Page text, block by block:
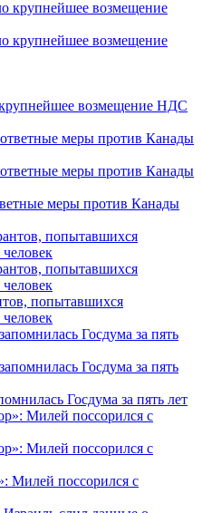
возмещение НДС
меры против Канады
попытавшихся
Госдума за пять лет
Милей поссорился с